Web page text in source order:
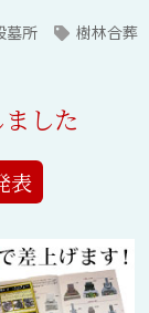
墓所
樹林合葬
した
表